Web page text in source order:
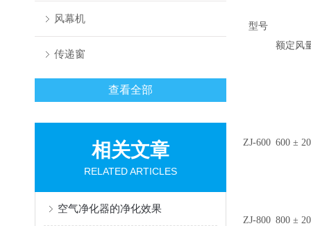
风幕机
传递窗
查看全部
相关文章
RELATED ARTICLES
空气净化器的净化效果
型号
额定风
ZJ-600 600 ±
ZJ-800 800 ±